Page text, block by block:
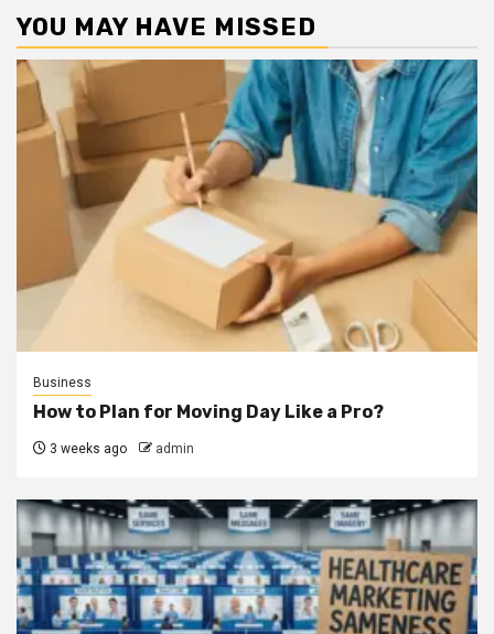
YOU MAY HAVE MISSED
Business
How to Plan for Moving Day Like a Pro?
3 weeks ago admin